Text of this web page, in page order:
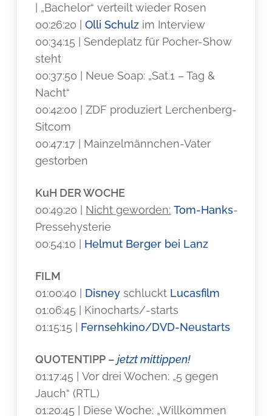
| „Bachelor“ verteilt wieder Rosen
00:26:20 |Olli Schulz im Interview
00:34:15 | Sendeplatz für Pocher-Show
steht
00:37:50 | Neue Soap: „Sat.1 – Tag &
Nacht“
00:42:00 | ZDF produziert Lerchenberg-
Sitcom
00:47:17 | Mainzelmännchen-Vater
gestorben
KuH DER WOCHE
00:49:20 | Nicht geworden: Tom-Hanks-
Pressehysterie
00:54:10 | Helmut Berger bei Lanz
FILM
01:00:40 | Disney schluckt Lucasfilm
01:06:45 | Kinocharts/-starts
01:15:15 | Fernsehkino/DVD-Neustarts
QUOTENTIPP –jetzt mittippen!
01:17:45 | Vor drei Wochen: „5 gegen
Jauch“ (RTL)
01:20:45 | Diese Woche: „Willkommen